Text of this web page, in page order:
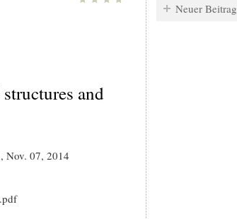
and
Nov. 07, 2014
Neuer Beitrag